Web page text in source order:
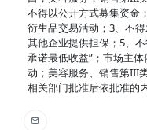
不得以公开方式募集资金
衍生品交易活动；3、不
其他企业提供担保；5、
承诺最低收益”；市场主
动；美容服务、销售第III
相关部门批准后依批准的